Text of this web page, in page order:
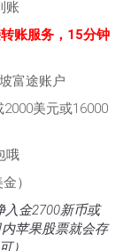
账
账服务，15分钟
富途账户
美元或16000
哦
）
入金2700新币或
苹果股票就会存
）